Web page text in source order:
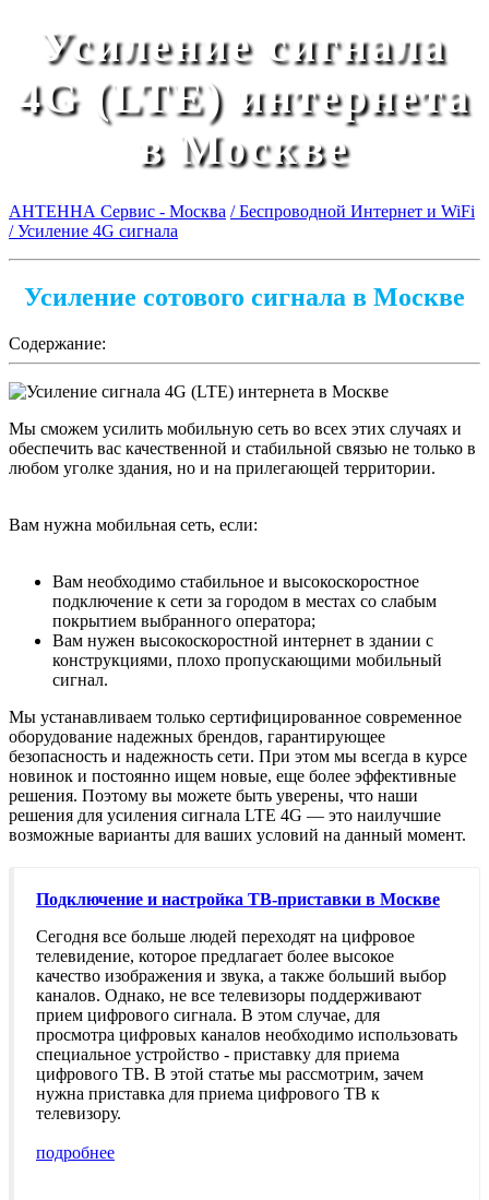
Усиление сигнала
4G (LTE) интернета
в Москве
АНТЕННА Сервис - Москва / Беспроводной Интернет и WiFi
/ Усиление 4G сигнала
Усиление сотового сигнала в Москве
Содержание:
Мы сможем усилить мобильную сеть во всех этих случаях и
обеспечить вас качественной и стабильной связью не только в
любом уголке здания, но и на прилегающей территории.
Вам нужна мобильная сеть, если:
Вам необходимо стабильное и высокоскоростное
подключение к сети за городом в местах со слабым
покрытием выбранного оператора;
Вам нужен высокоскоростной интернет в здании с
конструкциями, плохо пропускающими мобильный
сигнал.
Мы устанавливаем только сертифицированное современное
оборудование надежных брендов, гарантирующее
безопасность и надежность сети. При этом мы всегда в курсе
новинок и постоянно ищем новые, еще более эффективные
решения. Поэтому вы можете быть уверены, что наши
решения для усиления сигнала LTE 4G — это наилучшие
возможные варианты для ваших условий на данный момент.
Подключение и настройка ТВ-приставки в Москве
Сегодня все больше людей переходят на цифровое
телевидение, которое предлагает более высокое
качество изображения и звука, а также больший выбор
каналов. Однако, не все телевизоры поддерживают
прием цифрового сигнала. В этом случае, для
просмотра цифровых каналов необходимо использовать
специальное устройство - приставку для приема
цифрового ТВ. В этой статье мы рассмотрим, зачем
нужна приставка для приема цифрового ТВ к
телевизору.
подробнее